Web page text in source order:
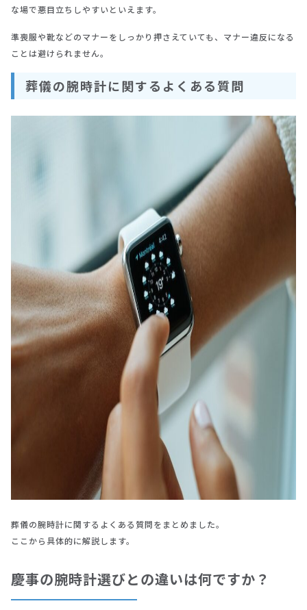
な場で悪目立ちしやすいといえます。
準喪服や靴などのマナーをしっかり押さえていても、マナー違反になる
ことは避けられません。
葬儀の腕時計に関するよくある質問
葬儀の腕時計に関するよくある質問をまとめました。
ここから具体的に解説します。
慶事の腕時計選びとの違いは何ですか？